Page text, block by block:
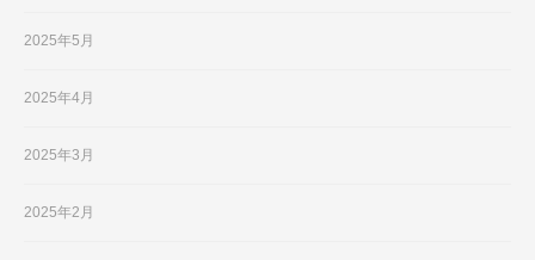
2025年5月
2025年4月
2025年3月
2025年2月